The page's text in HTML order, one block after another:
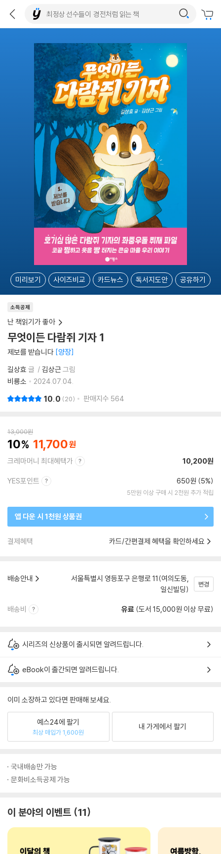
미리보기 사이즈비교 카드뉴스 독서지도안 공유하기
소득공제
난 책읽기가 좋아
무엇이든 다람쥐 기자 1
제보를 받습니다 양장
길상효 글 김상근 그림
비룡소
2024.07.04.
10.0 20 판매지수 564
13,000원
10 11,700
크레마머니 최대혜택가 10,200원
YES포인트 650원 (5%)
5만원 이상 구매 시 2천원 추가 적립
앱 다운 시 1천원 상품권
결제혜택 카드/간편결제 혜택을 확인하세요
배송안내
서울특별시 영등포구 은행로 11(여의도동,
일신빌딩)
변경
배송비 유료 (도서 15,000원 이상 무료)
시리즈의 신상품이 출시되면 알려드립니다.
eBook이 출간되면 알려드립니다.
이미 소장하고 있다면 판매해 보세요.
예스24에 팔기
최상 매입가 1,600원
내 가게에서 팔기
국내배송만 가능
문화비소득공제 가능
이 분야의 이벤트 11